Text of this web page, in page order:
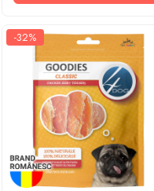
-32%